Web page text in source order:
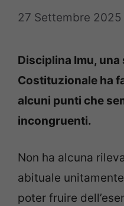
27 Settembre 2025
Disciplina Imu,
Costituzionale ha
alcuni punti che
incongruenti.
Non ha alcuna
abituale
poter fruire